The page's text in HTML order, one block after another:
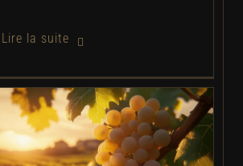
Decouvrez l’Albarino :
Guide sensoriel d’un